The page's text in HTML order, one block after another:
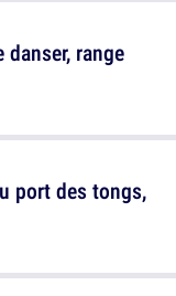
range
port des tongs,